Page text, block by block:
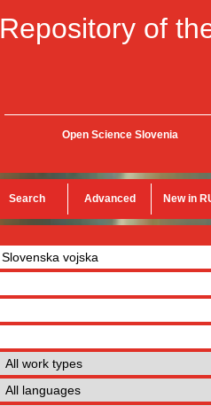
Repository of
Open Science Slovenia
Search Advanced New in